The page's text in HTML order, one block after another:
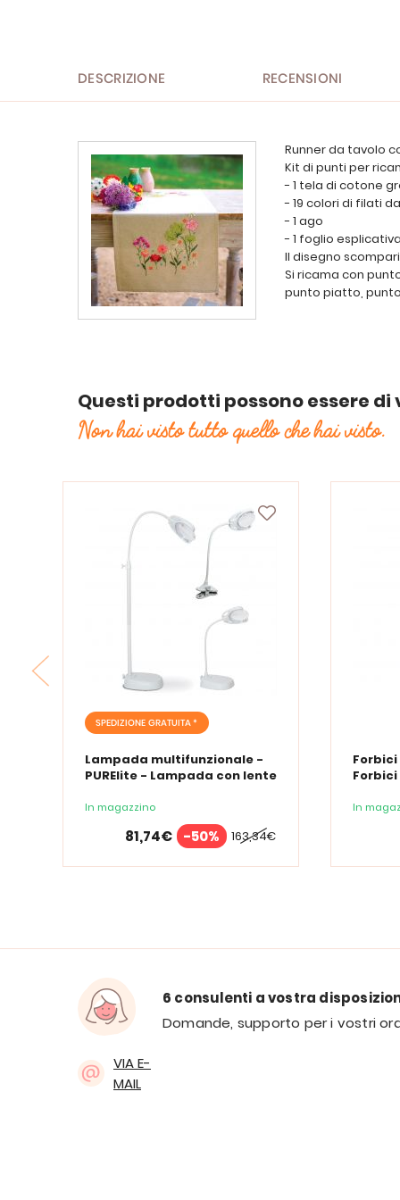
immagini
DESCRIZIONE RECENSIONI
Runner da tavolo
Kit di punti per
- 1 tela di cotone
- 19 colori di filati
- 1 ago
- 1 foglio
Il disegno
Si ricama con
punto piatto,
Questi prodotti possono essere
Non hai visto tutto quello che hai visto.
SPEDIZIONE GRATUITA *
Lampada multifunzionale -
PURElite - Lampada con lente
Spectrum
In magazzino
163,34€
81,74€ -50%
In
6 consulenti a vostra
Domande, supporto per i vostri
VIA E-
MAIL